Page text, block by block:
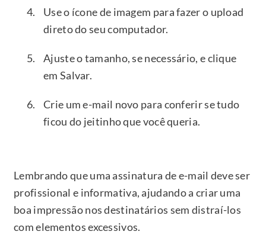
Use o ícone de imagem para fazer o upload
direto do seu computador.
Ajuste o tamanho, se necessário, e clique
em Salvar.
Crie um e-mail novo para conferir se tudo
ficou do jeitinho que você queria.
Lembrando que uma assinatura de e-mail deve ser
profissional e informativa, ajudando a criar uma
boa impressão nos destinatários sem distraí-los
com elementos excessivos.